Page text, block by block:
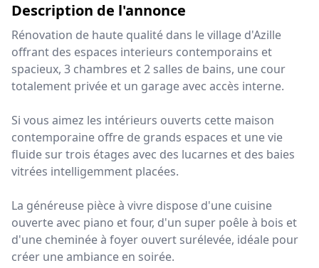
Description de l'annonce
Rénovation de haute qualité dans le village d'Azille
offrant des espaces interieurs contemporains et
spacieux, 3 chambres et 2 salles de bains, une cour
totalement privée et un garage avec accès interne.
Si vous aimez les intérieurs ouverts cette maison
contemporaine offre de grands espaces et une vie
fluide sur trois étages avec des lucarnes et des baies
vitrées intelligemment placées.
La généreuse pièce à vivre dispose d'une cuisine
ouverte avec piano et four, d'un super poêle à bois et
d'une cheminée à foyer ouvert surélevée, idéale pour
créer une ambiance en soirée.